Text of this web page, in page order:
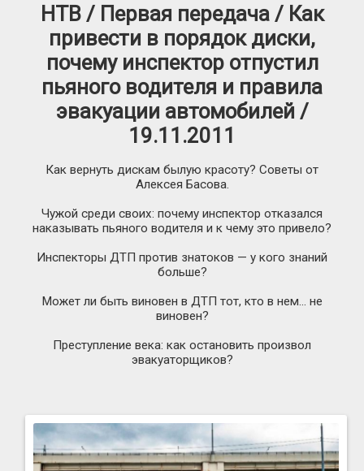
НТВ / Первая передача / Как
привести в порядок диски,
почему инспектор отпустил
пьяного водителя и правила
эвакуации автомобилей /
19.11.2011
Как вернуть дискам былую красоту? Советы от
Алексея Басова.
Чужой среди своих: почему инспектор отказался
наказывать пьяного водителя и к чему это привело?
Инспекторы ДТП против знатоков — у кого знаний
больше?
Может ли быть виновен в ДТП тот, кто в нем… не
виновен?
Преступление века: как остановить произвол
эвакуаторщиков?